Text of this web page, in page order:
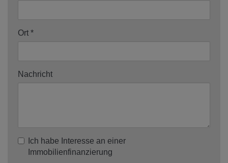
Ort
Nachricht
Ich habe Interesse an einer
Immobilienfinanzierung